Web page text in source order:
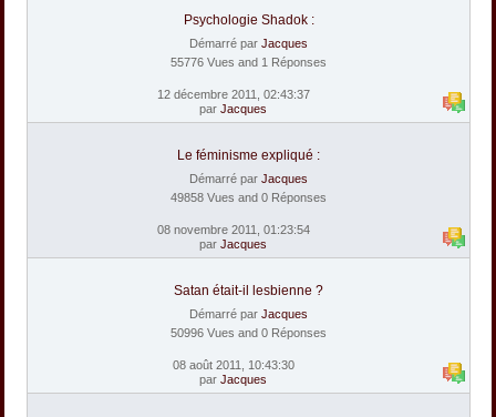
Psychologie Shadok :
Démarré par Jacques
55776 Vues and 1 Réponses
12 décembre 2011, 02:43:37
par Jacques
Le féminisme expliqué :
Démarré par Jacques
49858 Vues and 0 Réponses
08 novembre 2011, 01:23:54
par Jacques
Satan était-il lesbienne ?
Démarré par Jacques
50996 Vues and 0 Réponses
08 août 2011, 10:43:30
par Jacques